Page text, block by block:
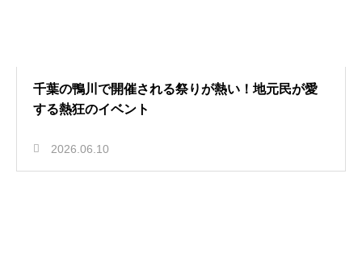
千葉の鴨川で開催される祭りが熱い！地元民が愛
する熱狂のイベント
2026.06.10